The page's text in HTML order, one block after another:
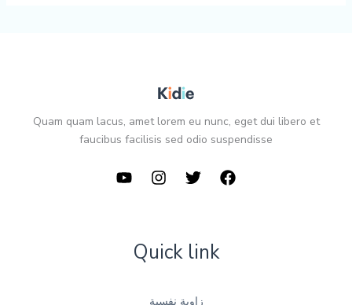
Quam quam lacus, amet lorem eu nunc, eget dui libero et
faucibus facilisis sed odio suspendisse
Quick link
زاوية نفسية